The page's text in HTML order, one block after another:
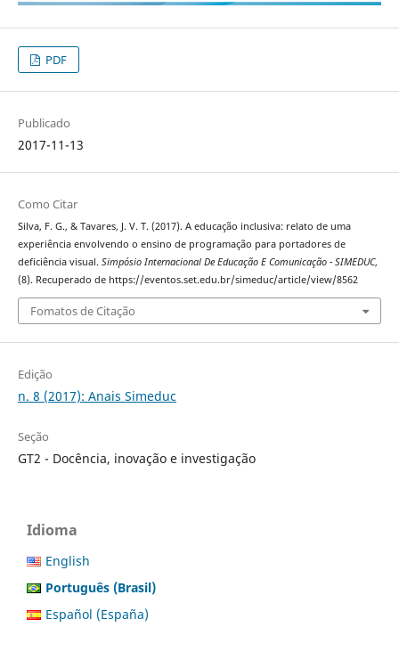
PDF
Publicado
2017-11-13
Como Citar
Silva, F. G., & Tavares, J. V. T. (2017). A educação inclusiva: relato de uma
experiência envolvendo o ensino de programação para portadores de
deficiência visual. Simpósio Internacional De Educação E Comunicação - SIMEDUC,
(8). Recuperado de https://eventos.set.edu.br/simeduc/article/view/8562
Fomatos de Citação
Edição
n. 8 (2017): Anais Simeduc
Seção
GT2 - Docência, inovação e investigação
Idioma
English
Português (Brasil)
Español (España)